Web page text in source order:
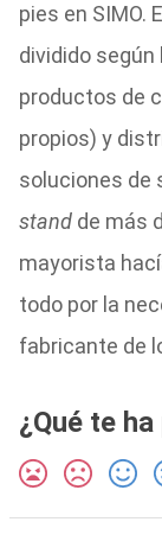
pies en SIMO.
dividido
productos de
propios) y
soluciones de
standde más
mayorista
todo por la
fabricante de
¿Qué te